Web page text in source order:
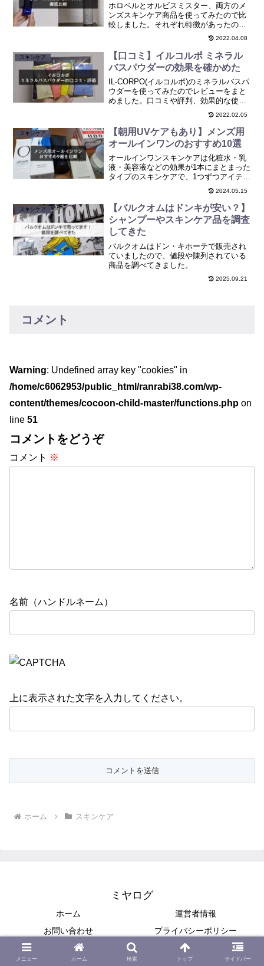
ホロベルとオルビスミスター、両方のメ
ンズスキンケア商品を使ってみたので比
較しました。それぞれ特徴があったの
で、それぞれどんな方におすすめかを紹
2022.04.08
スキンケア
【口コミ】イルコルポ ミネラル
バスパウダーの効果を確かめた
IL-CORPO(イルコルポ)のミネラルバスパ
ウダーを使ってみたのでレビューをまと
めました。口コミや評判、効果的な使い
方もまとめていますので参考にしてみて
2022.02.05
スキンケア
【朝用UVケアもあり】メンズ用
オールインワンのおすすめ10選
オールインワンスキンケアは化粧水・乳
液・美容液などの効果が1本にまとまった
タイプのスキンケアで、1つずつアイテム
を使うのが面倒な方や、時短でスキンケ
アをしたい方に最適のアイテムです。僕
の場合は、朝はあまり時間がないのでオ
ールインワン、旅行に...
2024.05.15
スキンケア
【バルクオムはドンキが安い？】
シャンプーやスキンケア品を調査
してきた
バルクオムはドン・キホーテで販売され
ていましたので、値段や陳列されている
商品を調べてきました。
2025.09.21
コメント
Warning : Undefined array key "cookies" in
/home/c6062953/public_html/ranrabi38.com/wp-
content/themes/cocoon-child-master/functions.php on
line 51
コメントをどうぞ
コメント ※
名前（ハンドルネーム）
上に表示された文字を入力してください。
ホーム スキンケア
ミヤログ
ホーム
運営者情報
お問い合わせ
プライバシーポリシー
© 2019-2026 ミヤログ.
メニュー ホーム 検索 トップ サイドバー